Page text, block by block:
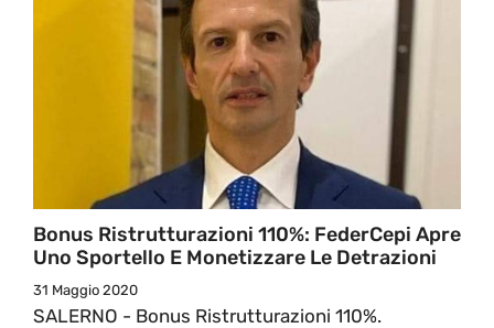
Bonus Ristrutturazioni 110%: FederCepi Apre
Uno Sportello E Monetizzare Le Detrazioni
31 Maggio 2020
SALERNO - Bonus Ristrutturazioni 110%.